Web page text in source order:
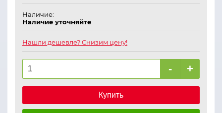
Наличие:
Наличие уточняйте
Нашли дешевле? Снизим цену!
- +
Купить